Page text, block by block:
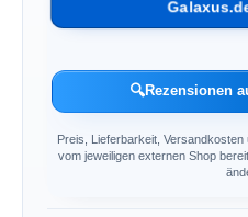
🔍Rezensionen
Preis, Lieferbarkeit,
vom jeweiligen externen Shop